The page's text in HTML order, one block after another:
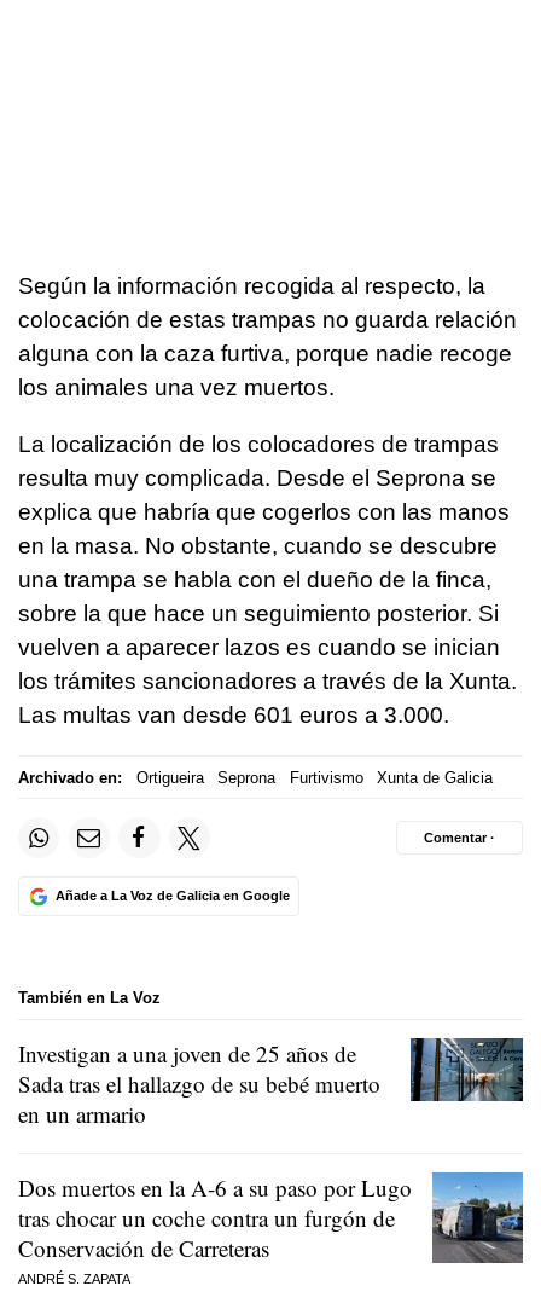
Según la información recogida al respecto, la
colocación de estas trampas no guarda relación
alguna con la caza furtiva, porque nadie recoge
los animales una vez muertos.
La localización de los colocadores de trampas
resulta muy complicada. Desde el Seprona se
explica que habría que cogerlos con las manos
en la masa. No obstante, cuando se descubre
una trampa se habla con el dueño de la finca,
sobre la que hace un seguimiento posterior. Si
vuelven a aparecer lazos es cuando se inician
los trámites sancionadores a través de la Xunta.
Las multas van desde 601 euros a 3.000.
Archivado en: Ortigueira Seprona Furtivismo Xunta de Galicia
Añade a La Voz de Galicia en Google
Comentar ·
También en La Voz
Investigan a una joven de 25 años de
Sada tras el hallazgo de su bebé muerto
en un armario
Dos muertos en la A-6 a su paso por Lugo
tras chocar un coche contra un furgón de
Conservación de Carreteras
ANDRÉ S. ZAPATA